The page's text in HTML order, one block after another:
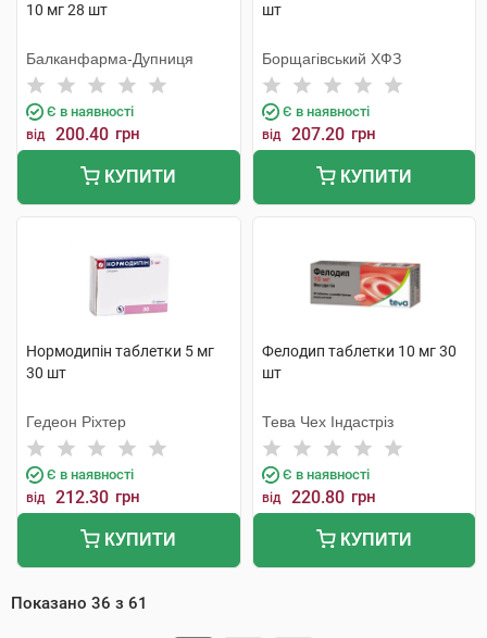
10 мг 28 шт
Балканфарма-Дупниця
Є в наявності
від 200.40 грн
КУПИТИ
шт
Борщагівський ХФЗ
Є в наявності
від 207.20 грн
КУПИТИ
Нормодипін таблетки 5 мг
30 шт
Гедеон Ріхтер
Є в наявності
від 212.30 грн
КУПИТИ
Фелодип таблетки 10 мг 30
шт
Тева Чех Індастріз
Є в наявності
від 220.80 грн
КУПИТИ
Показано 36 з 61